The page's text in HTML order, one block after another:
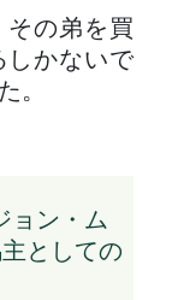
その弟を買
しかないで
。
ョン・ム
としての